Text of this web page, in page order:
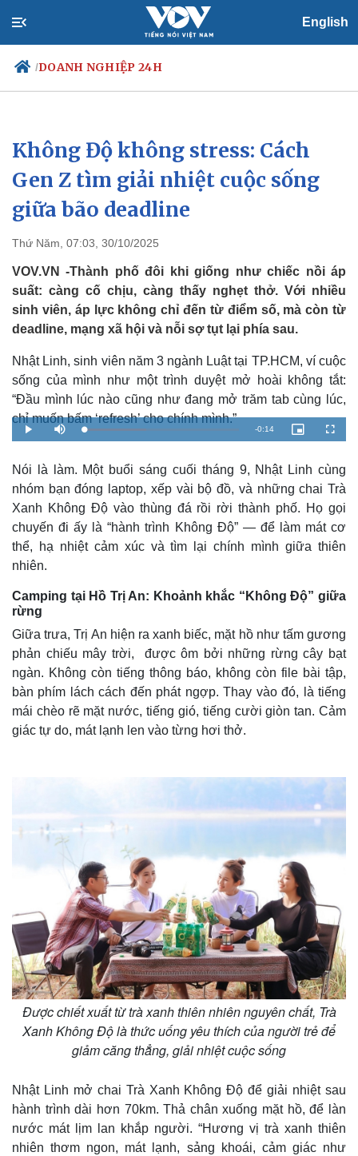
English
/DOANH NGHIỆP 24H
Chính trị
Đảng
Tổ chức nhân sự
Quốc hội
Nhận diện sự thật
Xã hội
Tin 24h
Dự báo thời tiết
Thế giới
Multimedia
Không Độ không stress: Cách
Gen Z tìm giải nhiệt cuộc sống
giữa bão deadline
Thứ Năm, 07:03, 30/10/2025
VOV.VN -Thành phố đôi khi giống như chiếc nồi áp
suất: càng cố chịu, càng thấy nghẹt thở. Với nhiều
sinh viên, áp lực không chỉ đến từ điểm số, mà còn từ
deadline, mạng xã hội và nỗi sợ tụt lại phía sau.
Nhật Linh, sinh viên năm 3 ngành Luật tại TP.HCM, ví cuộc
sống của mình như một trình duyệt mở hoài không tắt:
“Đầu mình lúc nào cũng như đang mở trăm tab cùng lúc,
chỉ muốn bấm ‘refresh’ cho chính mình.”
P
l
M
u
L
o
d
4
0
.
0
%
R
m
n
n
m
e
-0:14
P
i
r
-
-
i
t
u
F
u
c
n
Nói là làm. Một buổi sáng cuối tháng 9, Nhật Linh cùng
nhóm bạn đóng laptop, xếp vài bộ đồ, và những chai Trà
Xanh Không Độ vào thùng đá rồi rời thành phố. Họ gọi
chuyến đi ấy là “hành trình Không Độ” — để làm mát cơ
thể, hạ nhiệt cảm xúc và tìm lại chính mình giữa thiên
nhiên.
Camping tại Hồ Trị An: Khoảnh khắc “Không Độ” giữa
rừng
Giữa trưa, Trị An hiện ra xanh biếc, mặt hồ như tấm gương
phản chiếu mây trời, được ôm bởi những rừng cây bạt
ngàn. Không còn tiếng thông báo, không còn file bài tập,
bàn phím lách cách đến phát ngợp. Thay vào đó, là tiếng
mái chèo rẽ mặt nước, tiếng gió, tiếng cười giòn tan. Cảm
giác tự do, mát lạnh len vào từng hơi thở.
Được chiết xuất từ trà xanh thiên nhiên nguyên chất, Trà
Xanh Không Độ là thức uống yêu thích của người trẻ để
giảm căng thẳng, giải nhiệt cuộc sống
Nhật Linh mở chai Trà Xanh Không Độ để giải nhiệt sau
hành trình dài hơn 70km. Thả chân xuống mặt hồ, để làn
nước mát lịm lan khắp người. “Hương vị trà xanh thiên
nhiên thơm ngon, mát lạnh, sảng khoái, cảm giác như